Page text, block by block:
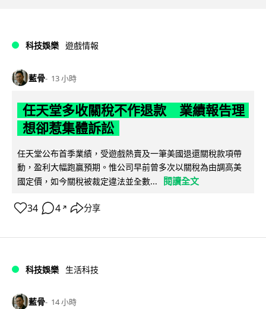
科技娛樂 遊戲情報
藍骨 13 小時
任天堂多收關稅不作退款 業績報告理
想卻惹集體訴訟
任天堂公布首季業績，受遊戲熱賣及一筆美國退還關稅款項帶
動，盈利大幅跑贏預期。惟公司早前曾多次以關稅為由調高美
國定價，如今關稅被裁定違法並全數...
閱讀全文
34 4 ↗ 分享
科技娛樂 生活科技
藍骨 14 小時